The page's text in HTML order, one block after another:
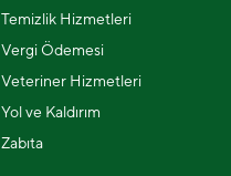
Temizlik Hizmetleri
Vergi Ödemesi
Veteriner Hizmetleri
Yol ve Kaldırım
Zabıta